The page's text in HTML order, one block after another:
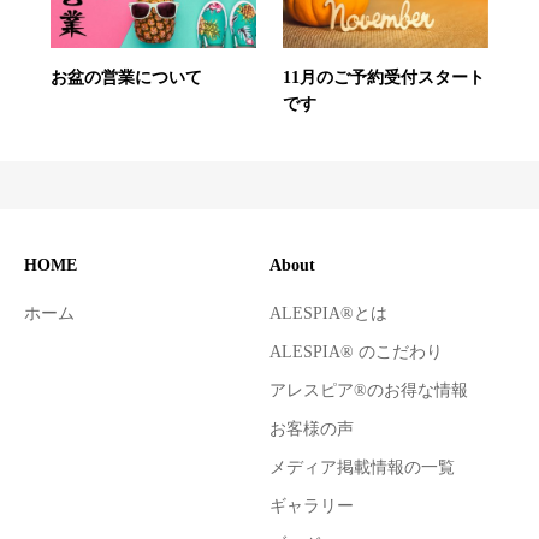
お盆の営業について
11月のご予約受付スタート
です
HOME
ホーム
About
ALESPIA®とは
ALESPIA® のこだわり
アレスピア®のお得な情報
お客様の声
メディア掲載情報の一覧
ギャラリー